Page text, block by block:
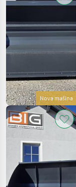
Nova mašina